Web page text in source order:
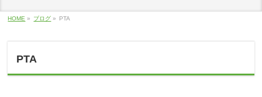
HOME » ブログ » PTA
PTA